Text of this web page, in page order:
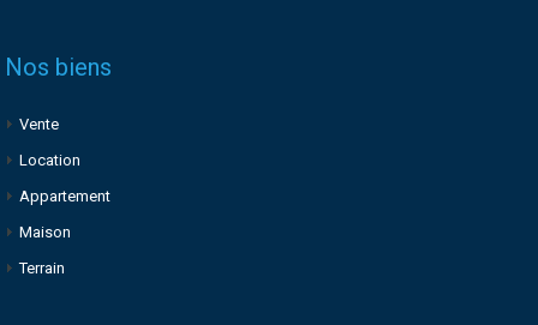
Nos biens
Vente
Location
Appartement
Maison
Terrain